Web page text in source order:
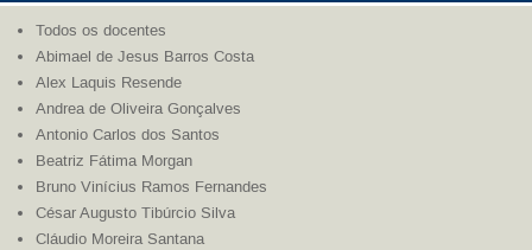
Todos os docentes
Abimael de Jesus Barros Costa
Alex Laquis Resende
Andrea de Oliveira Gonçalves
Antonio Carlos dos Santos
Beatriz Fátima Morgan
Bruno Vinícius Ramos Fernandes
César Augusto Tibúrcio Silva
Cláudio Moreira Santana